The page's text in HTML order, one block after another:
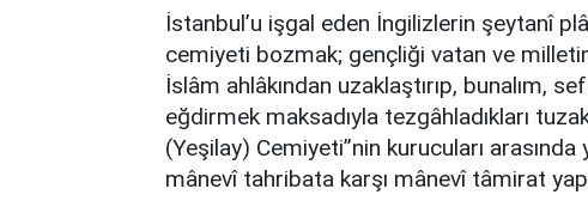
İstanbul’u işgal eden İngilizlerin şeytanî
cemiyeti bozmak; gençliği vatan ve
İslâm ahlâkından uzaklaştırıp, bunalım,
eğdirmek maksadıyla tezgâhladıkları
(Yeşilay) Cemiyeti”nin kurucuları
mânevî tahribata karşı mânevî tâmirat